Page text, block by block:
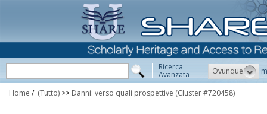
Ricerca
Avanzata Ovunque
Home / (Tutto) >> Danni: verso quali prospettive (Cluster #720458)